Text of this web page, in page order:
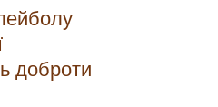
доброти